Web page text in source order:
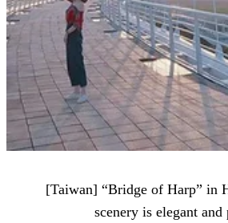
[Taiwan] “Bridge of Harp” in
scenery is elegant and